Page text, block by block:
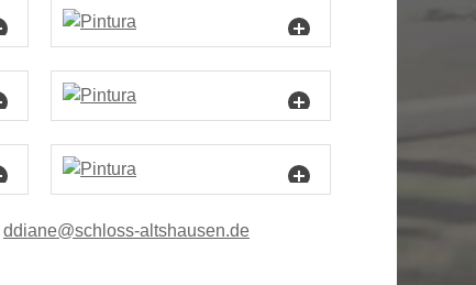
dd n schl ss- ltsh s n d